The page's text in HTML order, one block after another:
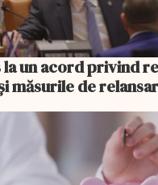
la un acord privind
măsurile de